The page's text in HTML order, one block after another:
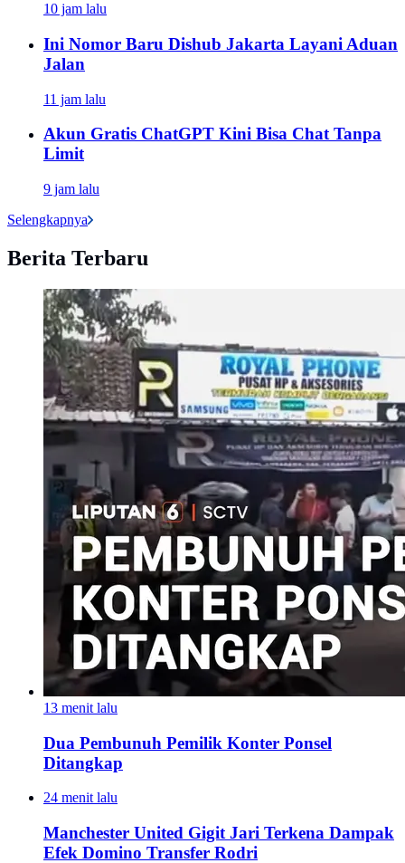
10 jam lalu
Ini Nomor Baru Dishub Jakarta Layani Aduan
Jalan
11 jam lalu
Akun Gratis ChatGPT Kini Bisa Chat Tanpa
Limit
9 jam lalu
Selengkapnya
Berita Terbaru
13 menit lalu
Dua Pembunuh Pemilik Konter Ponsel
Ditangkap
24 menit lalu
Manchester United Gigit Jari Terkena Dampak
Efek Domino Transfer Rodri